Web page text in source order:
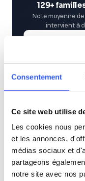
Consentement
Ce site web utilise
Les cookies nous
et les annonces,
médias sociaux et
partageons
notre site avec nos
129+
Note moyenne
intervient à
Villes proches
Cours particuliers à
Cours particuliers à
Cours particuliers à